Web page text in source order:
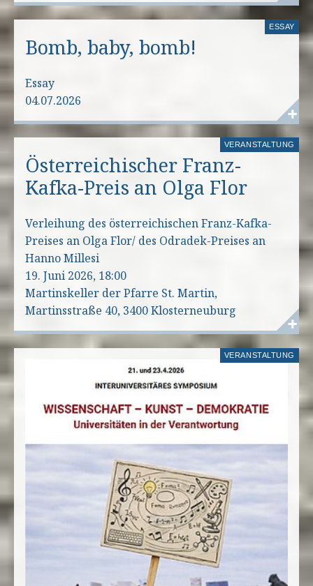
ESSAY
Bomb, baby, bomb!
Essay
04.07.2026
VERANSTALTUNG
Österreichischer Franz-
Kafka-Preis an Olga Flor
Verleihung des österreichischen Franz-Kafka-
Preises an Olga Flor/ des Odradek-Preises an
Hanno Millesi
19. Juni 2026, 18:00
Martinskeller der Pfarre St. Martin,
Martinsstraße 40, 3400 Klosterneuburg
VERANSTALTUNG